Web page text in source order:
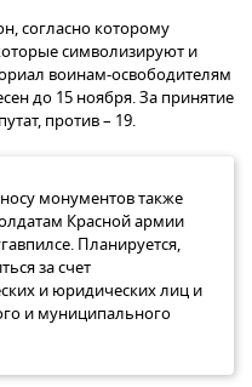
согласно которому
символизируют и
воинам-освободителям
до 15 ноября. За принятие
против – 19.
монументов также
Красной армии
Планируется,
за счет
и юридических лиц и
и муниципального